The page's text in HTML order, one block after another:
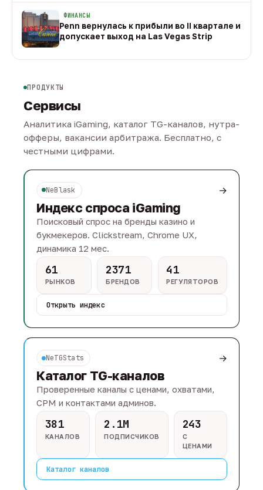
ФИНАНСЫ
Penn вернулась к прибыли во II квартале и
допускает выход на Las Vegas Strip
ПРОДУКТЫ
Сервисы
Аналитика iGaming, каталог TG-каналов, нутра-
офферы, вакансии арбитража. Бесплатно, с
честными цифрами.
NeBlask →
Индекс спроса iGaming
Поисковый спрос на бренды казино и
букмекеров. Clickstream, Chrome UX,
динамика 12 мес.
61
РЫНКОВ
2371
БРЕНДОВ
41
РЕГУЛЯТОРОВ
Открыть индекс
NeTGStats →
Каталог TG-каналов
Проверенные каналы с ценами, охватами,
CPM и контактами админов.
381
КАНАЛОВ
2.1M
ПОДПИСЧИКОВ
243
С
ЦЕНАМИ
Каталог каналов